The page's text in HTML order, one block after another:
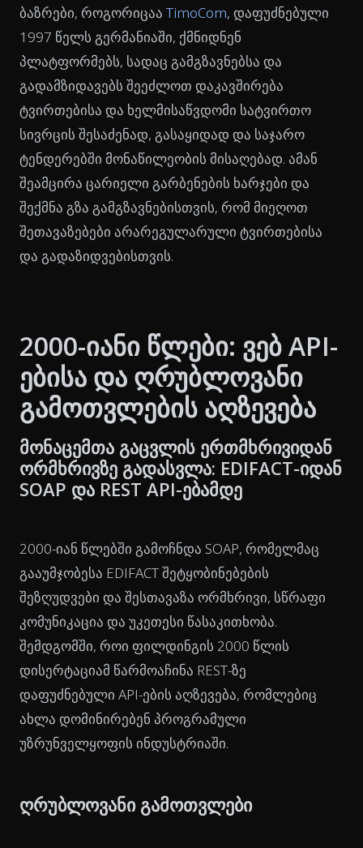
ბაზრები, როგორიცაა TimoCom, დაფუძნებული
1997 წელს გერმანიაში, ქმნიდნენ
პლატფორმებს, სადაც გამგზავნებსა და
გადამზიდავებს შეეძლოთ დაკავშირება
ტვირთებისა და ხელმისაწვდომი სატვირთო
სივრცის შესაძენად, გასაყიდად და საჯარო
ტენდერებში მონაწილეობის მისაღებად. ამან
შეამცირა ცარიელი გარბენების ხარჯები და
შექმნა გზა გამგზავნებისთვის, რომ მიეღოთ
შეთავაზებები არარეგულარული ტვირთებისა
და გადაზიდვებისთვის.
2000-იანი წლები: ვებ API-
ებისა და ღრუბლოვანი
გამოთვლების აღზევება
მონაცემთა გაცვლის ერთმხრივიდან
ორმხრივზე გადასვლა: EDIFACT-იდან
SOAP და REST API-ებამდე
2000-იან წლებში გამოჩნდა SOAP, რომელმაც
გააუმჯობესა EDIFACT შეტყობინებების
შეზღუდვები და შესთავაზა ორმხრივი, სწრაფი
კომუნიკაცია და უკეთესი წასაკითხობა.
შემდგომში, როი ფილდინგის 2000 წლის
დისერტაციამ წარმოაჩინა REST-ზე
დაფუძნებული API-ების აღზევება, რომლებიც
ახლა დომინირებენ პროგრამული
უზრუნველყოფის ინდუსტრიაში.
ღრუბლოვანი გამოთვლები